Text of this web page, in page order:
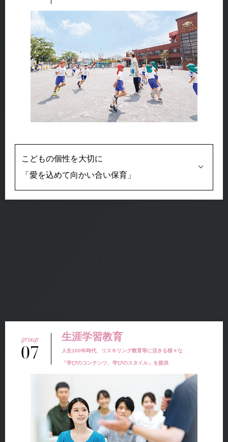
こどもの個性を大切に
「愛を込めて向かい合い保育」
07
生涯学習教育
人生100年時代、リスキリング教育等に活きる様々な
「学びのコンテンツ、学びのスタイル」を提供